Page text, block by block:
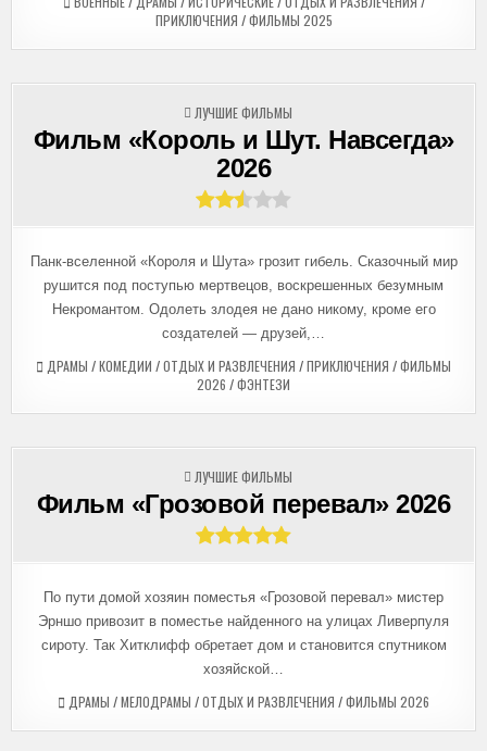
ПРИКЛЮЧЕНИЯ /ФИЛЬМЫ 2025
ОПУБЛИКОВАНО
В
ЛУЧШИЕ ФИЛЬМЫ
Фильм «Король и Шут. Навсегда»
2026
Панк-вселенной «Короля и Шута» грозит гибель. Сказочный мир
рушится под поступью мертвецов, воскрешенных безумным
Некромантом. Одолеть злодея не дано никому, кроме его
создателей — друзей,…
ДРАМЫ /КОМЕДИИ /ОТДЫХ И РАЗВЛЕЧЕНИЯ /ПРИКЛЮЧЕНИЯ /ФИЛЬМЫ
2026 /ФЭНТЕЗИ
ОПУБЛИКОВАНО
В
ЛУЧШИЕ ФИЛЬМЫ
Фильм «Грозовой перевал» 2026
По пути домой хозяин поместья «Грозовой перевал» мистер
Эрншо привозит в поместье найденного на улицах Ливерпуля
сироту. Так Хитклифф обретает дом и становится спутником
хозяйской…
ДРАМЫ /МЕЛОДРАМЫ /ОТДЫХ И РАЗВЛЕЧЕНИЯ /ФИЛЬМЫ 2026